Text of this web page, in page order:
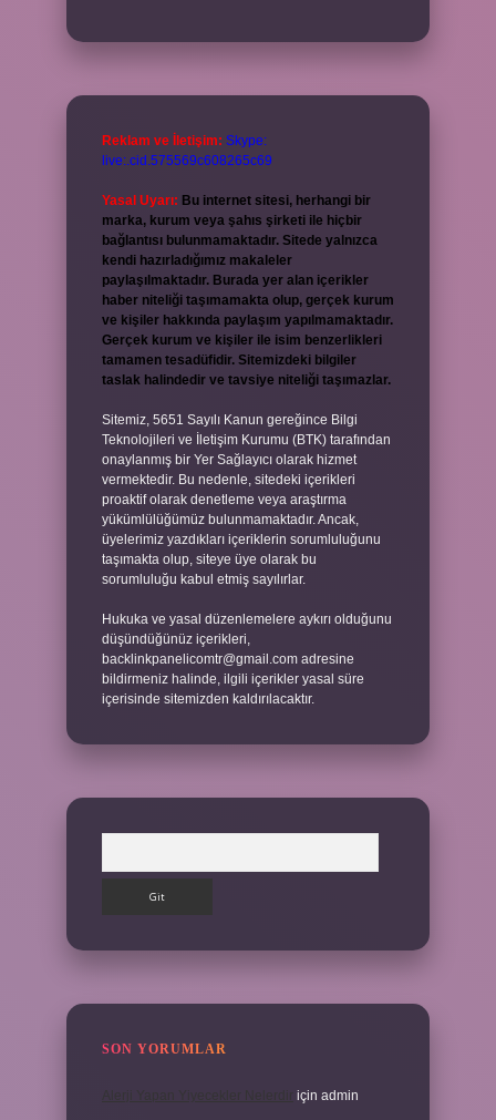
Reklam ve İletişim: Skype:
live:.cid.575569c608265c69
Yasal Uyarı: Bu internet sitesi, herhangi bir
marka, kurum veya şahıs şirketi ile hiçbir
bağlantısı bulunmamaktadır. Sitede yalnızca
kendi hazırladığımız makaleler
paylaşılmaktadır. Burada yer alan içerikler
haber niteliği taşımamakta olup, gerçek kurum
ve kişiler hakkında paylaşım yapılmamaktadır.
Gerçek kurum ve kişiler ile isim benzerlikleri
tamamen tesadüfidir. Sitemizdeki bilgiler
taslak halindedir ve tavsiye niteliği taşımazlar.
Sitemiz, 5651 Sayılı Kanun gereğince Bilgi
Teknolojileri ve İletişim Kurumu (BTK) tarafından
onaylanmış bir Yer Sağlayıcı olarak hizmet
vermektedir. Bu nedenle, sitedeki içerikleri
proaktif olarak denetleme veya araştırma
yükümlülüğümüz bulunmamaktadır. Ancak,
üyelerimiz yazdıkları içeriklerin sorumluluğunu
taşımakta olup, siteye üye olarak bu
sorumluluğu kabul etmiş sayılırlar.
Hukuka ve yasal düzenlemelere aykırı olduğunu
düşündüğünüz içerikleri,
backlinkpanelicomtr@gmail.com adresine
bildirmeniz halinde, ilgili içerikler yasal süre
içerisinde sitemizden kaldırılacaktır.
SON YORUMLAR
için admin